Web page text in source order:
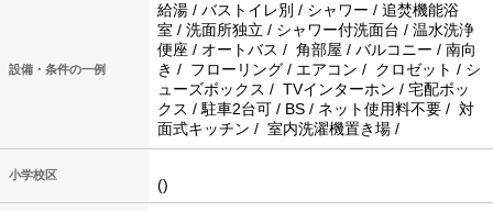
設備・条件の一例
給湯 / バストイレ別 / シャワー / 追焚機能浴
室 / 洗面所独立 / シャワー付洗面台 / 温水洗浄
便座 / オートバス / 角部屋 / バルコニー / 南向
き / フローリング / エアコン / クロゼット / シ
ューズボックス / TVインターホン / 宅配ボッ
クス / 駐車2台可 / BS / ネット使用料不要 / 対
面式キッチン / 室内洗濯機置き場 /
小学校区
()